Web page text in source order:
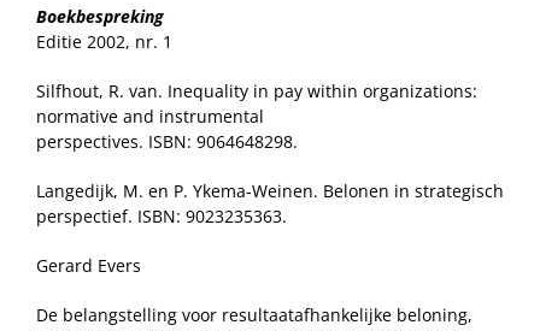
Boekbespreking
Editie 2002, nr. 1
Silfhout, R. van. Inequality in pay within organizations:
normative and instrumental
perspectives. ISBN: 9064648298.
Langedijk, M. en P. Ykema-Weinen. Belonen in strategisch
perspectief. ISBN: 9023235363.
Gerard Evers
De belangstelling voor resultaatafhankelijke beloning,